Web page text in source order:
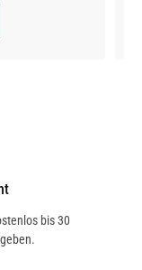
bis 30